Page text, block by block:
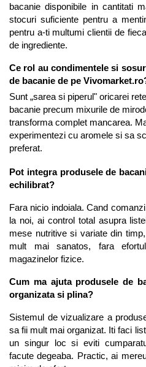
bacanie disponibile in cantitati
stocuri suficiente pentru a
pentru a-ti multumi clientii de
de ingrediente.
Ce rol au condimentele si
de bacanie de pe
Sunt „sarea si piperul" oricarei
bacanie precum mixurile de
transforma complet mancarea.
experimentezi cu aromele si sa
preferat.
Pot integra produsele de
echilibrat?
Fara nicio indoiala. Cand
la noi, ai control total asupra
mese nutritive si variate din
mult mai sanatos, fara
magazinelor fizice.
Cum ma ajuta produsele de
organizata si plina?
Sistemul de vizualizare a
sa fii mult mai organizat. Iti faci
un singur loc si eviti
facute degeaba. Practic, ai